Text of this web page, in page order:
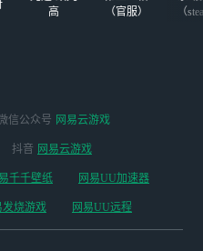
高
（官服）
（
信公众号 网易云游戏
抖音 网易云游戏
千千壁纸 网易UU加速器
发烧游戏 网易UU远程